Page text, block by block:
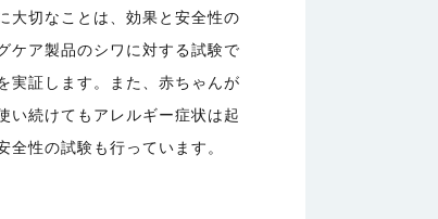
大切なことは、効果と安全性の
ケア製品のシワに対する試験で
実証します。また、赤ちゃんが
い続けてもアレルギー症状は起
全性の試験も行っています。